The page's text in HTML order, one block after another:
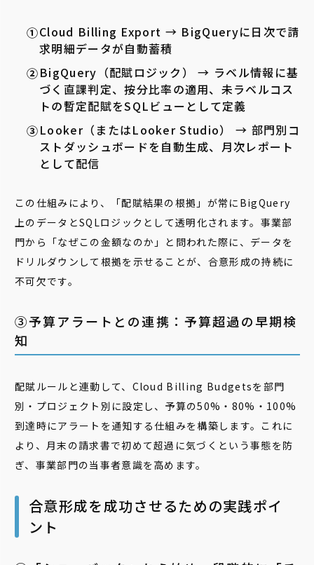
Cloud Billing Export → BigQueryに日次で請
求明細データが自動蓄積
BigQuery（配賦ロジック） → ラベル情報に基
づく直課判定、按分比率の適用、未ラベルコス
トの暫定配賦をSQLビューとして定義
Looker（またはLooker Studio） → 部門別コ
ストダッシュボードを自動生成、月次レポート
として配信
この仕組みにより、「配賦結果の根拠」が常にBigQuery
上のデータとSQLロジックとして透明化されます。事業部
門から「なぜこの金額なのか」と問われた際に、データを
ドリルダウンして根拠を示せることが、合意形成の持続に
不可欠です。
③予算アラートとの連携：予算超過の早期検
知
配賦ルールと連動して、Cloud Billing Budgetsを部門
別・プロジェクト別に設定し、予算の50%・80%・100%
到達時にアラートを通知する仕組みを構築します。これに
より、月末の請求書で初めて超過に気づくという事態を防
ぎ、事業部門の当事者意識を高めます。
合意形成を成功させるための実践ポイ
ント